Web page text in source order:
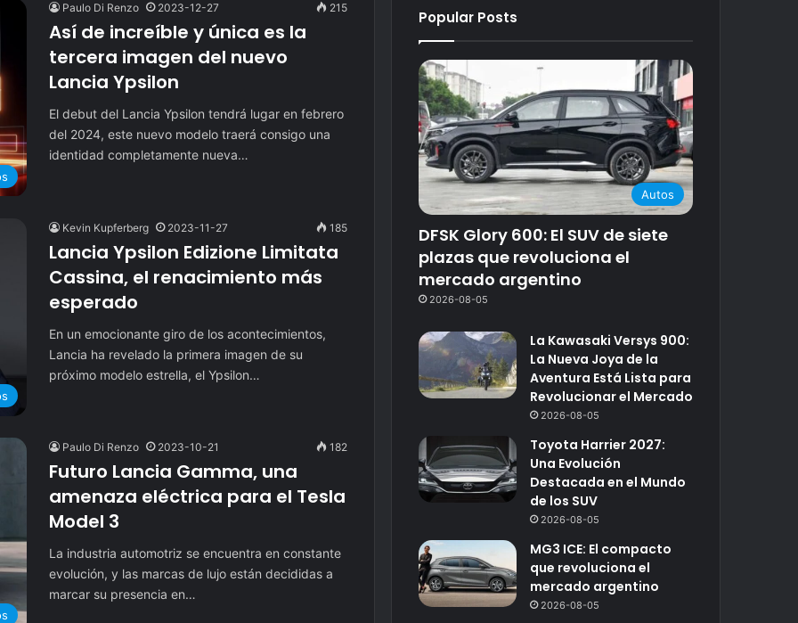
Paulo Di Renzo 2023-12-27 215
Así de increíble y única es la
tercera imagen del nuevo
Lancia Ypsilon
El debut del Lancia Ypsilon tendrá lugar en febrero
del 2024, este nuevo modelo traerá consigo una
identidad completamente nueva…
Kevin Kupferberg 2023-11-27 185
Lancia Ypsilon Edizione Limitata
Cassina, el renacimiento más
esperado
En un emocionante giro de los acontecimientos,
Lancia ha revelado la primera imagen de su
próximo modelo estrella, el Ypsilon…
Paulo Di Renzo 2023-10-21 182
Futuro Lancia Gamma, una
amenaza eléctrica para el Tesla
Model 3
La industria automotriz se encuentra en constante
evolución, y las marcas de lujo están decididas a
marcar su presencia en…
Popular Posts
Autos
DFSK Glory 600: El SUV de siete
plazas que revoluciona el
mercado argentino
2026-08-05
La Kawasaki Versys 900:
La Nueva Joya de la
Aventura Está Lista para
Revolucionar el Mercado
2026-08-05
Toyota Harrier 2027:
Una Evolución
Destacada en el Mundo
de los SUV
2026-08-05
MG3 ICE: El compacto
que revoluciona el
mercado argentino
2026-08-05